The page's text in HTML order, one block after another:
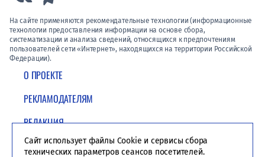
О ПРОЕКТЕ
РЕКЛАМОДАТЕЛЯМ
РЕДАКЦИЯ
ПОЛИТИКА КОНФИДЕНЦИАЛЬНОСТИ
На сайте применяются рекомендательные технологии (информационные
технологии предоставления информации на основе сбора,
систематизации и анализа сведений, относящихся к предпочтениям
пользователей сети «Интернет», находящихся на территории Российской
Федерации).
Сайт использует файлы Cookie и сервисы сбора
технических параметров сеансов посетителей.